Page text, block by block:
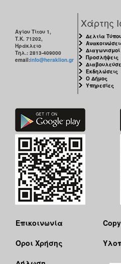
Αγίου Τίτου 1,
Τ.Κ. 71202,
Ηράκλειο
Τηλ.: 2813-409000
email:info@heraklion.gr
Χάρτης
Δελτία
Διαγωνισμοί
Προσλήψεις
Εκδηλώσεις
Ο Δήμος
Υπηρεσίες
Επικοινωνία
Όροι Χρήσης